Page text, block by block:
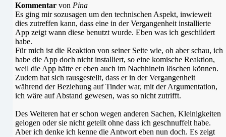
Kommentar von Pina
Es ging mir sozusagen um den technischen Aspekt, inwieweit
dies zutreffen kann, dass eine in der Vergangenheit installierte
App zeigt wann diese benutzt wurde. Eben was ich geschildert
habe.
Für mich ist die Reaktion von seiner Seite wie, oh aber schau, ich
habe die App doch nicht installiert, so eine komische Reaktion,
weil die App hätte er eben auch im Nachhinein löschen können.
Zudem hat sich rausgestellt, dass er in der Vergangenheit
während der Beziehung auf Tinder war, mit der Argumentation,
ich wäre auf Abstand gewesen, was so nicht zutrifft.
Des Weiteren hat er schon wegen anderen Sachen, Kleinigkeiten
gelogen oder sie nicht geteilt ohne dass ich geschnuffelt habe.
Aber ich denke ich kenne die Antwort eben nun doch. Es zeigt